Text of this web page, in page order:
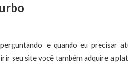
e quando eu precisar
seu site você também adquire a